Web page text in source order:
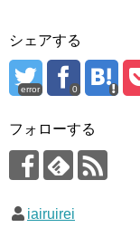
シェアする
error 0
フォローする
iairuirei